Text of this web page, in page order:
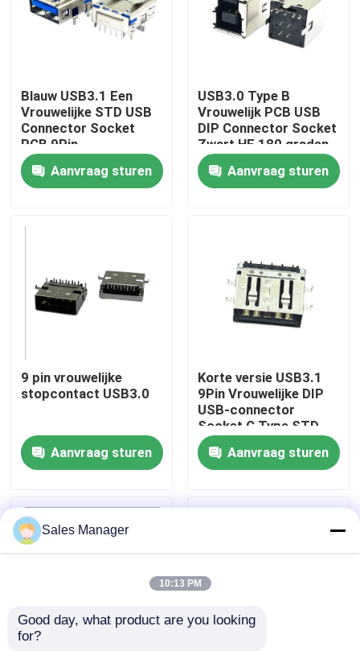
Thuis
Contacten
DIP USB-connector
USB-aansluiting
DP-aansluiting
Micro HDMI-aansluiting
RJ45 vrouwelijke connectoraansluiting
Blauw USB3.1 Een
Vrouwelijke STD USB
Connector Socket
PCB 9Pin
Aanvraag sturen
USB3.0 Type B
Vrouwelijk PCB USB
DIP Connector Socket
Zwart HF 180 graden
T-vorm
Aanvraag sturen
9 pin vrouwelijke
stopcontact USB3.0
Aanvraag sturen
Korte versie USB3.1
9Pin Vrouwelijke DIP
USB-connector
Socket C Type STD
Aanvraag sturen
Sales Manager
10:13 PM
Good day, what product are you looking
for?